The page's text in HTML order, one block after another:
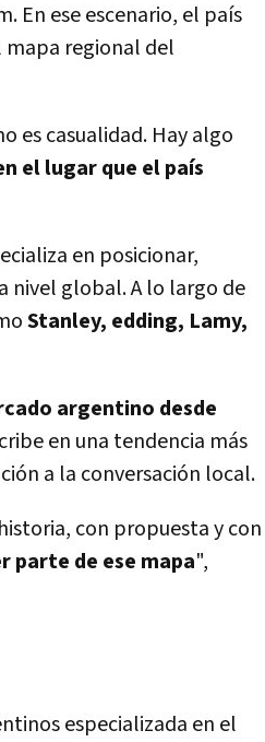
En ese escenario, el país
mapa regional del
es casualidad. Hay algo
el lugar que el país
en posicionar,
nivel global. A lo largo de
Stanley, edding, Lamy,
argentino desde
en una tendencia más
a la conversación local.
con propuesta y con
parte de ese mapa",
especializada en el